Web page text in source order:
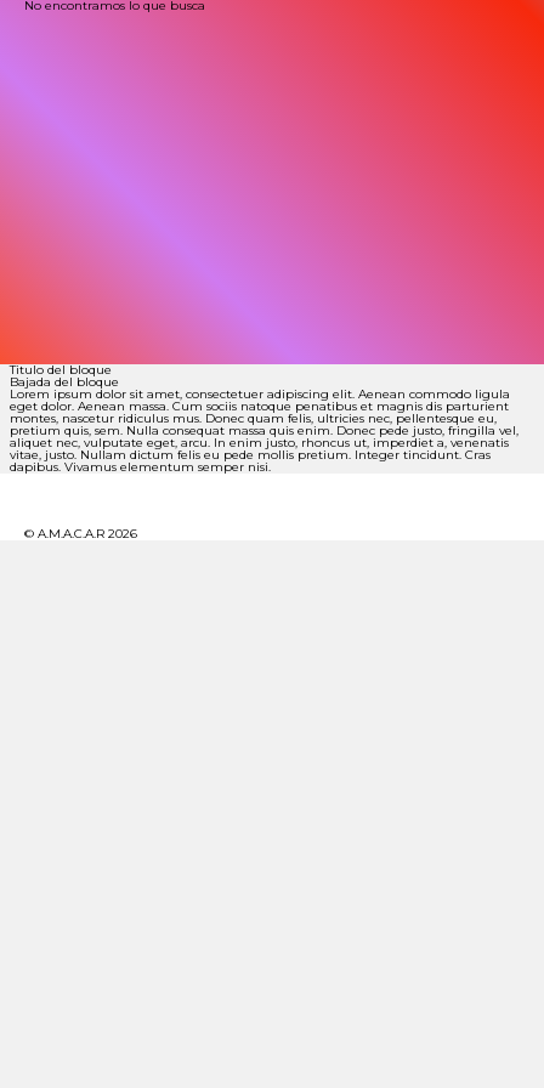
No encontramos lo que busca
Titulo del bloque
Bajada del bloque
Lorem ipsum dolor sit amet, consectetuer adipiscing elit. Aenean commodo ligula
eget dolor. Aenean massa. Cum sociis natoque penatibus et magnis dis parturient
montes, nascetur ridiculus mus. Donec quam felis, ultricies nec, pellentesque eu,
pretium quis, sem. Nulla consequat massa quis enim. Donec pede justo, fringilla vel,
aliquet nec, vulputate eget, arcu. In enim justo, rhoncus ut, imperdiet a, venenatis
vitae, justo. Nullam dictum felis eu pede mollis pretium. Integer tincidunt. Cras
dapibus. Vivamus elementum semper nisi.
© A.M.A.C.A.R 2026